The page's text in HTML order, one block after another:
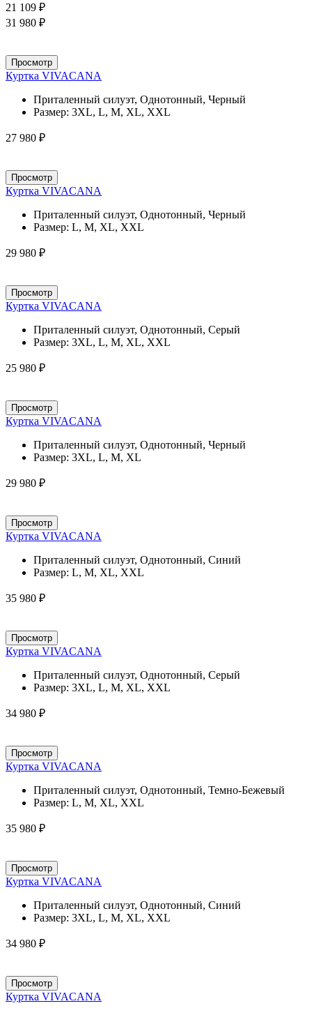
21 109 ₽
31 980 ₽
Просмотр
Куртка VIVACANA
Приталенный силуэт, Однотонный, Черный
Размер: 3XL, L, M, XL, XXL
27 980 ₽
Просмотр
Куртка VIVACANA
Приталенный силуэт, Однотонный, Черный
Размер: L, M, XL, XXL
29 980 ₽
Просмотр
Куртка VIVACANA
Приталенный силуэт, Однотонный, Серый
Размер: 3XL, L, M, XL, XXL
25 980 ₽
Просмотр
Куртка VIVACANA
Приталенный силуэт, Однотонный, Черный
Размер: 3XL, L, M, XL
29 980 ₽
Просмотр
Куртка VIVACANA
Приталенный силуэт, Однотонный, Синий
Размер: L, M, XL, XXL
35 980 ₽
Просмотр
Куртка VIVACANA
Приталенный силуэт, Однотонный, Серый
Размер: 3XL, L, M, XL, XXL
34 980 ₽
Просмотр
Куртка VIVACANA
Приталенный силуэт, Однотонный, Темно-Бежевый
Размер: L, M, XL, XXL
35 980 ₽
Просмотр
Куртка VIVACANA
Приталенный силуэт, Однотонный, Синий
Размер: 3XL, L, M, XL, XXL
34 980 ₽
Просмотр
Куртка VIVACANA